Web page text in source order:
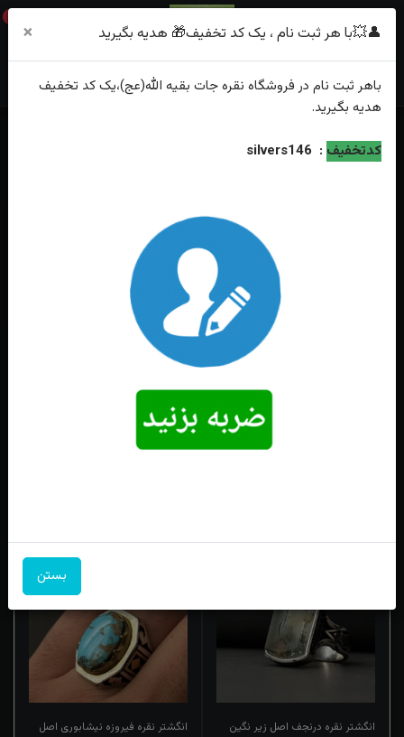
0
فقط محصولات موجود
انگشتر نقره درنجف اصل زیر نگین
انگشتر نقره فیروزه نیشابوری اصل
👤💥با هر ثبت نام ، یک کد تخفیف🎁 هدیه بگیرید ×
باهر ثبت نام در فروشگاه نقره جات بقیه الله(عج)،یک کد تخفیف
هدیه بگیرید.
کدتخفیف :
silvers146
بستن